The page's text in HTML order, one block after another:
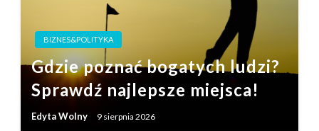
BIZNES&POLITYKA
Gdzie poznać bogatych ludzi?
Sprawdź najlepsze miejsca!
Edyta Wolny 9 sierpnia 2026